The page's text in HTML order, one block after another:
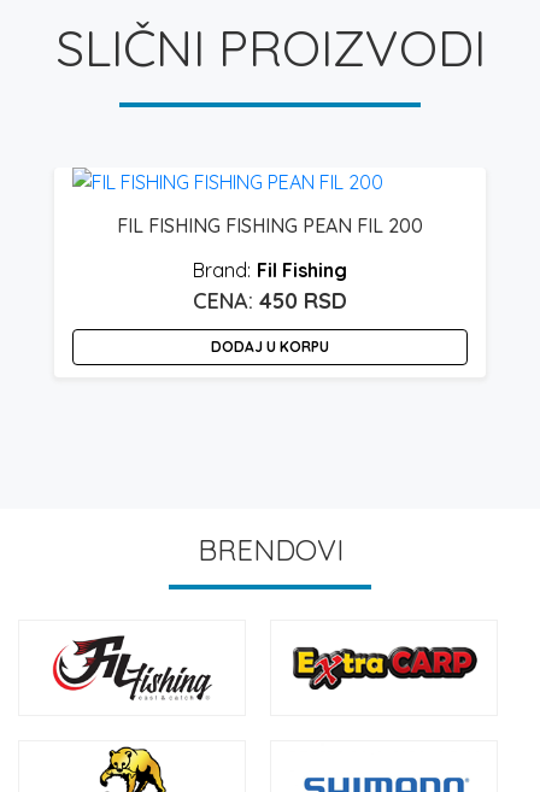
SLIČNI PROIZVODI
FIL FISHING FISHING PEAN FIL 200
Fil Fishing
450 RSD
DODAJ U KORPU
BRENDOVI